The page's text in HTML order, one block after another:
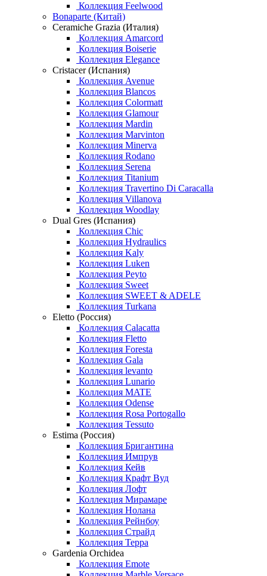
Коллекция Feelwood
Bonaparte (Китай)
Ceramiche Grazia (Италия)
Коллекция Amarcord
Коллекция Boiserie
Коллекция Elegance
Cristacer (Испания)
Коллекция Avenue
Коллекция Blancos
Коллекция Colormatt
Коллекция Glamour
Коллекция Mardin
Коллекция Marvinton
Коллекция Minerva
Коллекция Rodano
Коллекция Serena
Коллекция Titanium
Коллекция Travertino Di Caracalla
Коллекция Villanova
Коллекция Woodlay
Dual Gres (Испания)
Коллекция Chic
Коллекция Hydraulics
Коллекция Kaly
Коллекция Luken
Коллекция Peyto
Коллекция Sweet
Коллекция SWEET & ADELE
Коллекция Turkana
Eletto (Россия)
Коллекция Calacatta
Коллекция Fletto
Коллекция Foresta
Коллекция Gala
Коллекция levanto
Коллекция Lunario
Коллекция MATE
Коллекция Odense
Коллекция Rosa Portogallo
Коллекция Tessuto
Estima (Россия)
Коллекция Бригантина
Коллекция Импрув
Коллекция Кейв
Коллекция Крафт Вуд
Коллекция Лофт
Коллекция Мирамаре
Коллекция Нолана
Коллекция Рейнбоу
Коллекция Страйд
Коллекция Терра
Gardenia Orchidea
Коллекция Emote